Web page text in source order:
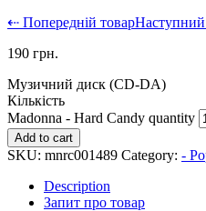
⇠ Попередній товар
190 грн.
Музичний диск (CD-DA)
Кількість
Madonna - Hard Candy quantity
Add to cart
SKU: mnrc001489 Category: -
Description
Запит про товар